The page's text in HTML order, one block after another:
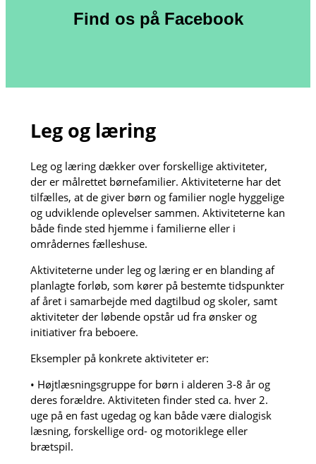
Find os på Facebook
Leg og læring
Leg og læring dækker over forskellige aktiviteter,
der er målrettet børnefamilier. Aktiviteterne har det
tilfælles, at de giver børn og familier nogle hyggelige
og udviklende oplevelser sammen. Aktiviteterne kan
både finde sted hjemme i familierne eller i
områdernes fælleshuse.
Aktiviteterne under leg og læring er en blanding af
planlagte forløb, som kører på bestemte tidspunkter
af året i samarbejde med dagtilbud og skoler, samt
aktiviteter der løbende opstår ud fra ønsker og
initiativer fra beboere.
Eksempler på konkrete aktiviteter er:
• Højtlæsningsgruppe for børn i alderen 3-8 år og
deres forældre. Aktiviteten finder sted ca. hver 2.
uge på en fast ugedag og kan både være dialogisk
læsning, forskellige ord- og motoriklege eller
brætspil.